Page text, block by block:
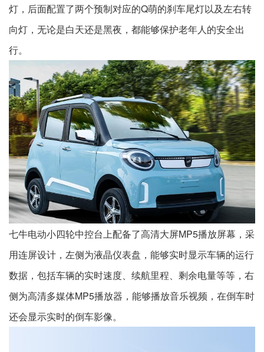
灯，后面配置了两个预制对应的Q萌的刹车尾灯以及左右转
向灯，无论是白天还是黑夜，都能够保护老年人的安全出
行。
七牛电动小四轮中控台上配备了高清大屏MP5播放屏幕，采
用连屏设计，左侧为液晶仪表盘，能够实时显示车辆的运行
数据，包括车辆的实时速度、续航里程、剩余电量等等，右
侧为高清多媒体MP5播放器，能够播放音乐视频，在倒车时
还会显示实时的倒车影像。